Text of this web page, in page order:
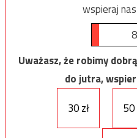
wspieraj
Uważasz, że robimy
do jutra,
30 zł
50